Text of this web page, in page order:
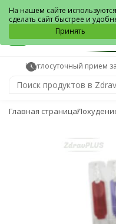
Гагарин
Круглосуточный прием
Главная страница
На нашем сайте
сделать сайт быстрее и
Принять